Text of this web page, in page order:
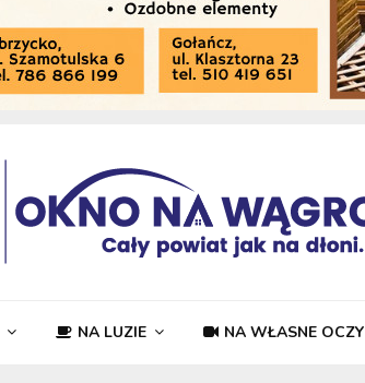
NA LUZIE NA WŁASNE OCZY